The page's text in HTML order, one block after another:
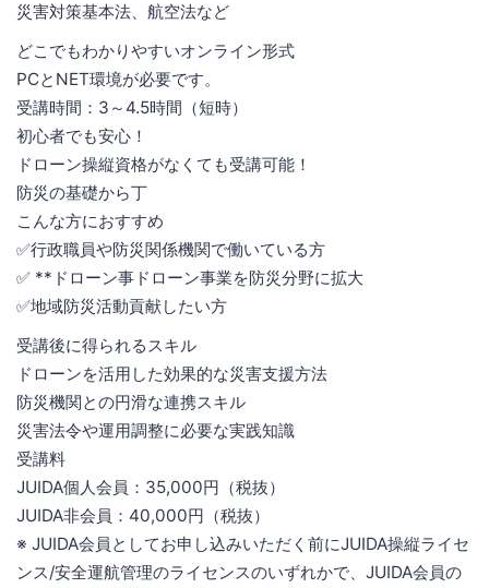
災害対策基本法、航空法など
どこでもわかりやすいオンライン形式
PCとNET環境が必要です。
受講時間：3～4.5時間（短時）
初心者でも安心！
ドローン操縦資格がなくても受講可能！
防災の基礎から丁
こんな方におすすめ
✅行政職員や防災関係機関で働いている方
✅ **ドローン事ドローン事業を防災分野に拡大
✅地域防災活動貢献したい方
受講後に得られるスキル
ドローンを活用した効果的な災害支援方法
防災機関との円滑な連携スキル
災害法令や運用調整に必要な実践知識
受講料
JUIDA個人会員：35,000円（税抜）
JUIDA非会員：40,000円（税抜）
※ JUIDA会員としてお申し込みいただく前にJUIDA操縦ライセ
ンス/安全運航管理のライセンスのいずれかで、JUIDA会員の